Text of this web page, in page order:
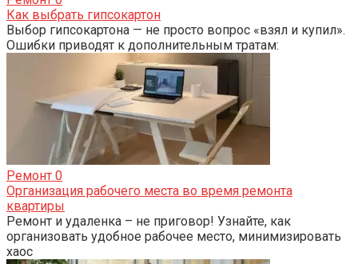
Как выбрать гипсокартон
Выбор гипсокартона — не просто вопрос «взял и купил».
Ошибки приводят к дополнительным тратам:
Ремонт 0
Организация рабочего места во время ремонта
квартиры
Ремонт и удаленка – не приговор! Узнайте, как
организовать удобное рабочее место, минимизировать
хаос